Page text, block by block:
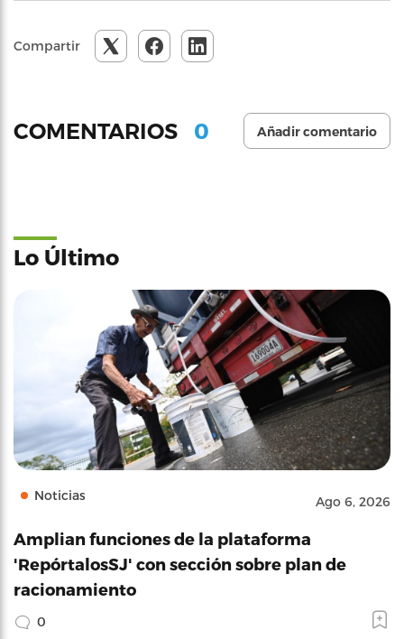
Compartir
COMENTARIOS 0 Añadir comentario
Lo Último
Noticias Ago 6, 2026
Amplian funciones de la plataforma
'RepórtalosSJ' con sección sobre plan de
racionamiento
0